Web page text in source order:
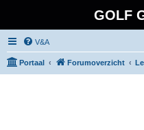
GOLF
V&A
Portaal Forumoverzicht